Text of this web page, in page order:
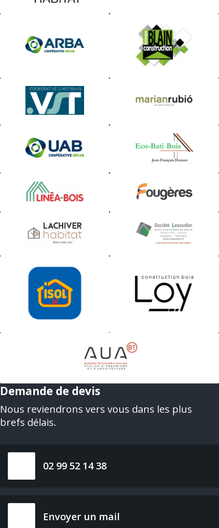
Demande de devis
Nous reviendrons vers vous dans les plus
brefs délais.
02 99 52 14 38
Envoyer un mail